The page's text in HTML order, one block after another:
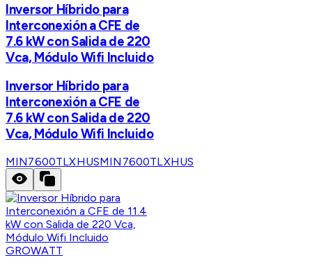
Inversor Híbrido para
Interconexión a CFE de
7.6 kW con Salida de 220
Vca, Módulo Wifi Incluido
Inversor Híbrido para
Interconexión a CFE de
7.6 kW con Salida de 220
Vca, Módulo Wifi Incluido
MIN7600TLXHUSMIN7600TLXHUS
GROWATT